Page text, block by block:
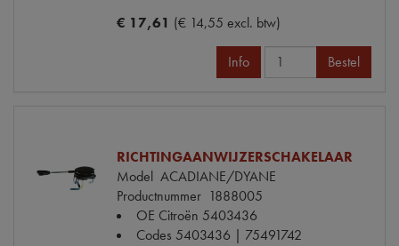
€ 17,61 (€ 14,55 excl. btw)
Info Bestel
RICHTINGAANWIJZERSCHAKELAAR
Model ACADIANE/DYANE
Productnummer 1888005
OE Citroën 5403436
Codes 5403436 | 75491742